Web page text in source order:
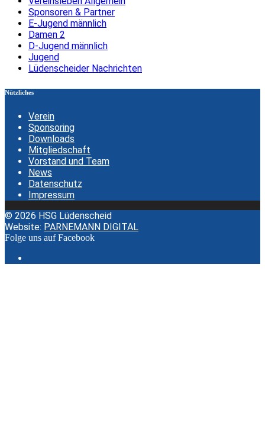
Sponsoren & Partner
E-Jugend männlich
Damen 2
D-Jugend männlich
Jugend
Lüdenscheider Nachrichten
Nützliches
Verein
Sponsoring
Downloads
Mitgliedschaft
Vorstand und Team
News
Datenschutz
Impressum
© 2026 HSG Lüdenscheid
Website: PARNEMANN DIGITAL
Folge uns auf Facebook